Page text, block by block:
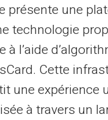
présente une
technologie
à l’aide
Cette
une expérience
à travers un